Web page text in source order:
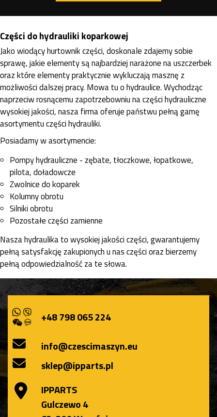
Części do hydrauliki koparkowej
Jako wiodący hurtownik części, doskonale zdajemy sobie
sprawę, jakie elementy są najbardziej narażone na uszczerbek
oraz które elementy praktycznie wykluczają masznę z
możliwości dalszej pracy. Mowa tu o hydraulice. Wychodząc
naprzeciw rosnącemu zapotrzebowniu na części hydrauliczne
wysokiej jakości, nasza firma oferuje państwu pełną gamę
asortymentu części hydrauliki.
Posiadamy w asortymencie:
Pompy hydrauliczne - zębate, tłoczkowe, łopatkowe,
pilota, doładowcze
Zwolnice do koparek
Kolumny obrotu
Silniki obrotu
Pozostałe części zamienne
Nasza hydraulika to wysokiej jakości części, gwarantujemy
pełną satysfakcję zakupionych u nas części oraz bierzemy
pełną odpowiedzialność za te słowa.
+48 798 065 224
info@czescimaszyn.eu
sklep@ipparts.pl
IPPARTS
Gulczewo 4